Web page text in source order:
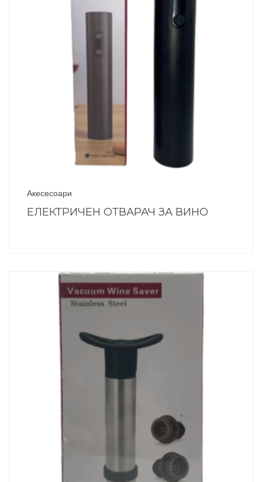
Акесесоари
ЕЛЕКТРИЧЕН ОТВАРАЧ ЗА ВИНО